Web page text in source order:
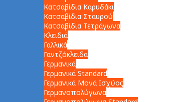
Κατσαβίδια Καρυδάκι
Κατσαβίδια Σταυρού
Κατσαβίδια Τετράγωνα
Κλειδιά
Γαλλικά
Γαντζόκλειδα
Γερμανικά
Γερμανικά Standard
Γερμανικά Μονά Ισχύος
Γερμανοπολύγωνα